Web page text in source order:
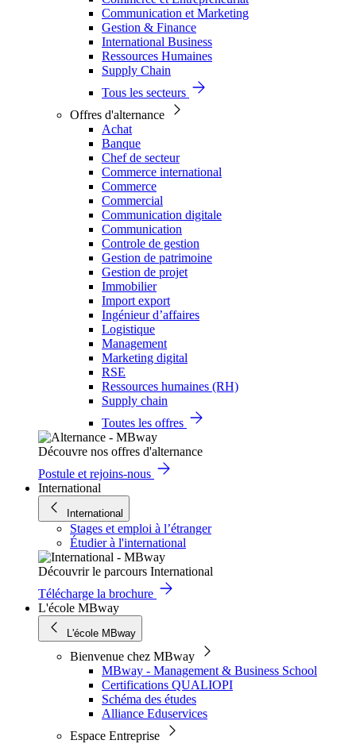
Communication et Marketing
Gestion & Finance
International Business
Ressources Humaines
Supply Chain
Tous les secteurs
Offres d'alternance
Achat
Banque
Chef de secteur
Commerce international
Commerce
Commercial
Communication digitale
Communication
Controle de gestion
Gestion de patrimoine
Gestion de projet
Immobilier
Import export
Ingénieur d’affaires
Logistique
Management
Marketing digital
RSE
Ressources humaines (RH)
Supply chain
Toutes les offres
Découvre nos offres d'alternance
Postule et rejoins-nous
International
International
Stages et emploi à l’étranger
Étudier à l'international
Découvrir le parcours International
Télécharge la brochure
L'école MBway
L'école MBway
Bienvenue chez MBway
MBway - Management & Business School
Certifications QUALIOPI
Schéma des études
Alliance Eduservices
Espace Entreprise